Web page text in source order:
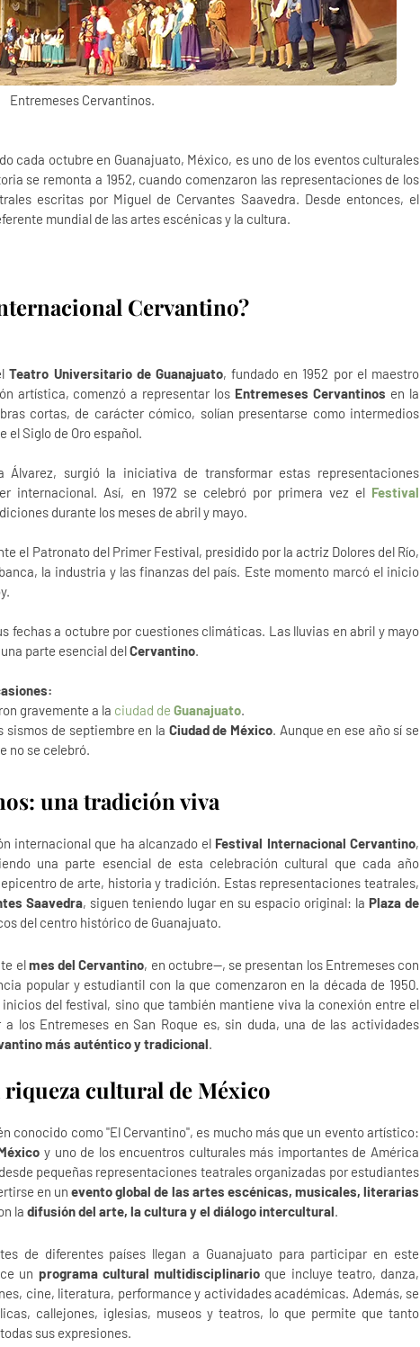
Entremeses Cervantinos.
cada octubre en Guanajuato, México, es uno de los eventos culturales
se remonta a 1952, cuando comenzaron las representaciones de los
escritas por Miguel de Cervantes Saavedra. Desde entonces, el
mundial de las artes escénicas y la cultura.
Cervantino?
Teatro Universitario de Guanajuato, fundado en 1952 por el maestro
artística, comenzó a representar los Entremeses Cervantinos en la
cortas, de carácter cómico, solían presentarse como intermedios
el Siglo de Oro español.
Álvarez, surgió la iniciativa de transformar estas representaciones
internacional. Así, en 1972 se celebró por primera vez el Festival
durante los meses de abril y mayo.
el Patronato del Primer Festival, presidido por la actriz Dolores del Río,
la industria y las finanzas del país. Este momento marcó el inicio
fechas a octubre por cuestiones climáticas. Las lluvias en abril y mayo
parte esencial delCervantino.
gravemente a la ciudad de Guanajuato.
sismos de septiembre en la Ciudad de México. Aunque en ese año sí se
no se celebró.
una tradición viva
internacional que ha alcanzado el Festival Internacional Cervantino,
una parte esencial de esta celebración cultural que cada año
de arte, historia y tradición. Estas representaciones teatrales,
Saavedra, siguen teniendo lugar en su espacio original: la Plaza de
del centro histórico de Guanajuato.
elmes del Cervantino, en octubre—, se presentan los Entremeses con
popular y estudiantil con la que comenzaron en la década de 1950.
del festival, sino que también mantiene viva la conexión entre el
los Entremeses en San Roque es, sin duda, una de las actividades
más auténtico y tradicional.
cultural de México
conocido como "El Cervantino", es mucho más que un evento artístico:
y uno de los encuentros culturales más importantes de América
pequeñas representaciones teatrales organizadas por estudiantes
en unevento global de las artes escénicas, musicales, literarias
la difusión del arte, la cultura y el diálogo intercultural.
de diferentes países llegan a Guanajuato para participar en este
un programa cultural multidisciplinario que incluye teatro, danza,
cine, literatura, performance y actividades académicas. Además, se
callejones, iglesias, museos y teatros, lo que permite que tanto
sus expresiones.